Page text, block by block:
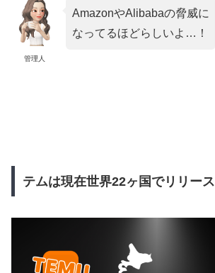
管理人
AmazonやAlibabaの脅威に
なってるほどらしいよ…！
テムは現在世界22ヶ国でリリース